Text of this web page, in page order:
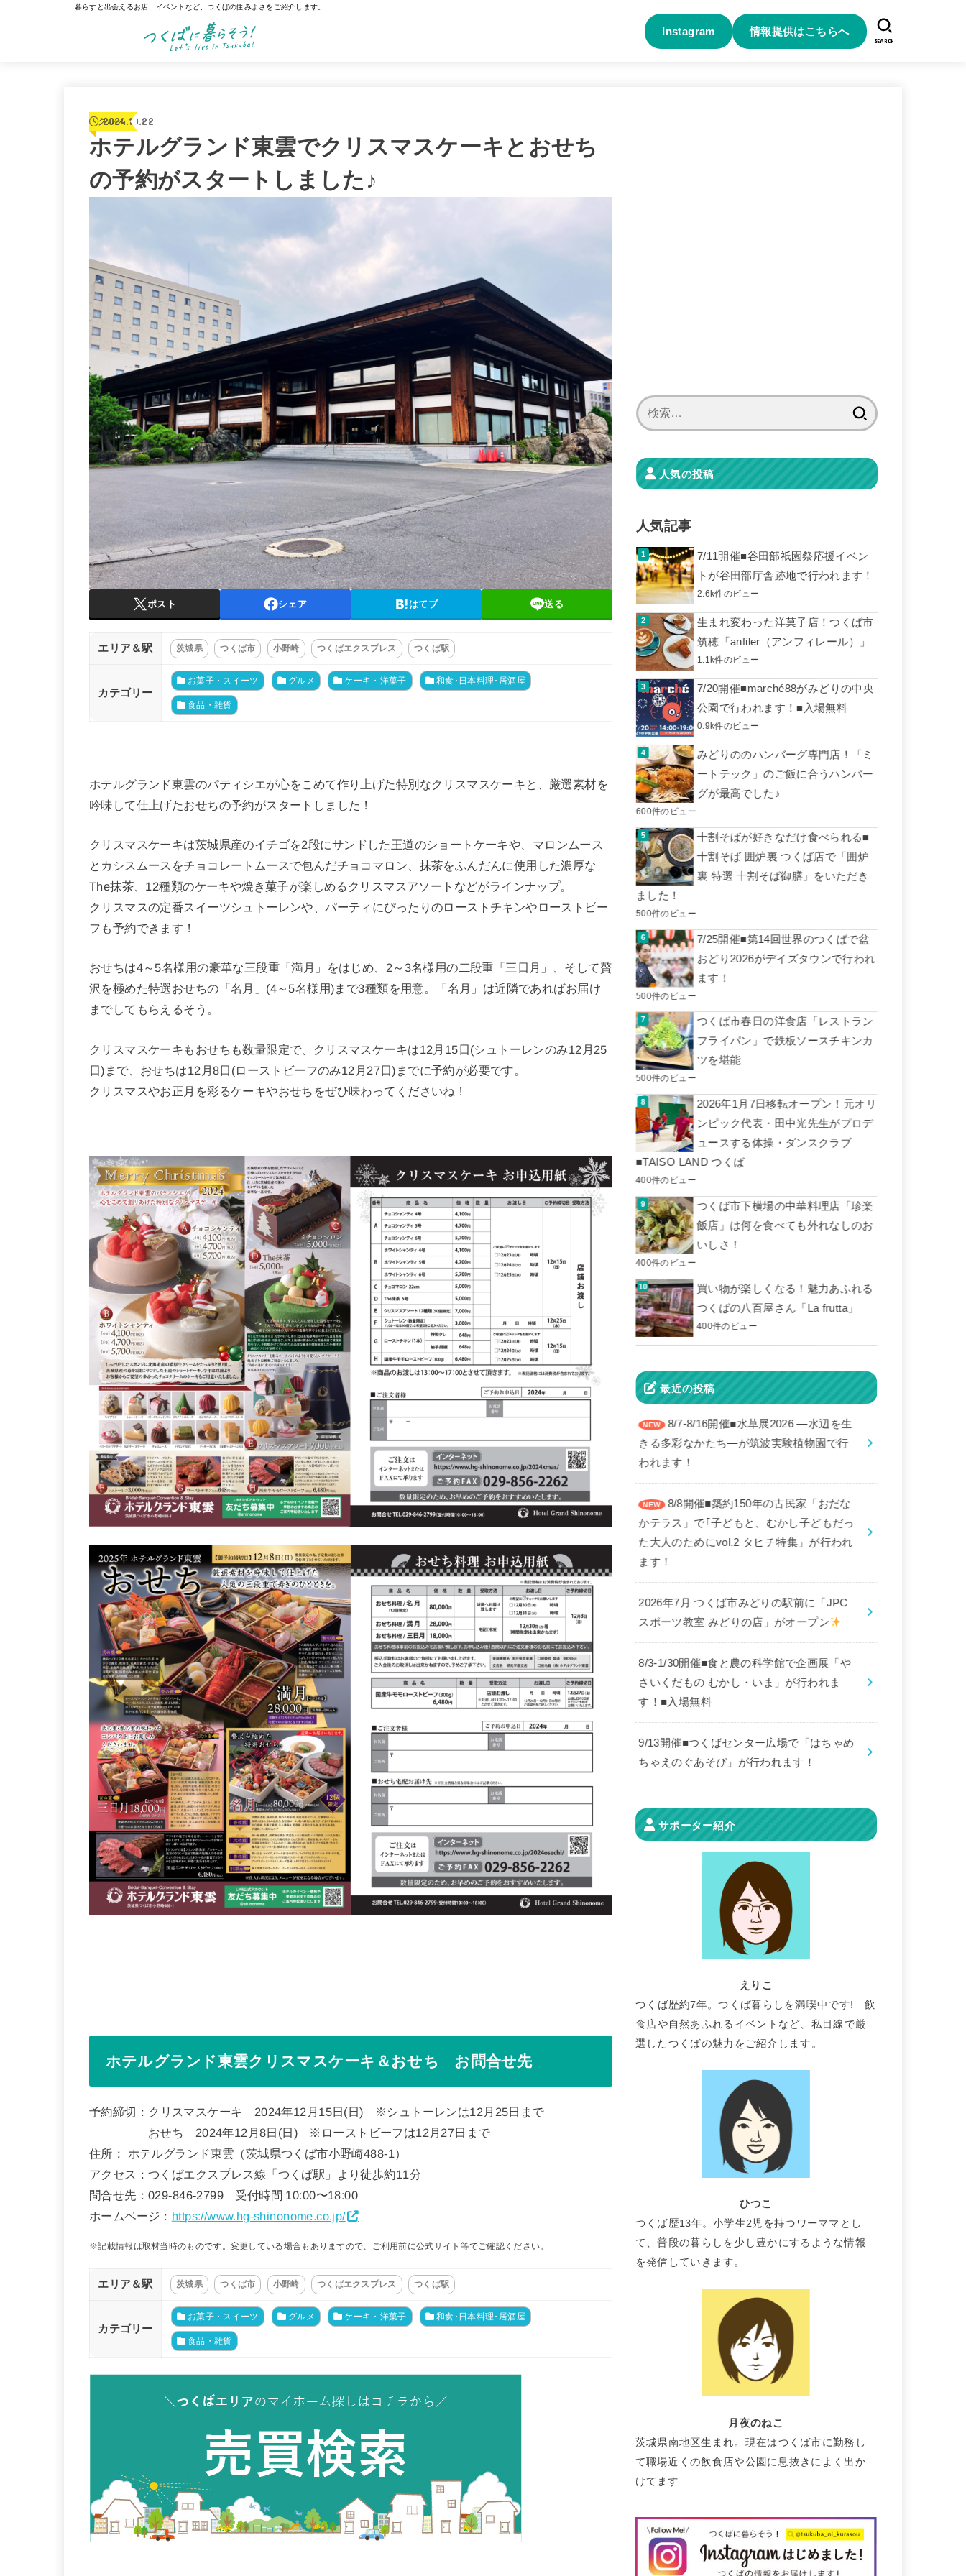
暮らすと出会えるお店、イベントなど、つくばの住みよさをご紹介します。
Instagram 情報提供はこちらへ
SEARCH
グルメ
2024.10.22
ホテルグランド東雲でクリスマスケーキとおせち
の予約がスタートしました♪
ポスト シェア はてブ 送る
エリア＆駅 茨城県 つくば市 小野崎 つくばエクスプレス つくば駅
カテゴリー
お菓子・スイーツ グルメ ケーキ・洋菓子 和食･日本料理･居酒屋
食品・雑貨
ホテルグランド東雲のパティシエが心をこめて作り上げた特別なクリスマスケーキと、厳選素材を
吟味して仕上げたおせちの予約がスタートしました！
クリスマスケーキは茨城県産のイチゴを2段にサンドした王道のショートケーキや、マロンムース
とカシスムースをチョコレートムースで包んだチョコマロン、抹茶をふんだんに使用した濃厚な
The抹茶、12種類のケーキや焼き菓子が楽しめるクリスマスアソートなどがラインナップ。
クリスマスの定番スイーツシュトーレンや、パーティにぴったりのローストチキンやローストビー
フも予約できます！
おせちは4～5名様用の豪華な三段重「満月」をはじめ、2～3名様用の二段重「三日月」、そして贅
沢を極めた特選おせちの「名月」(4～5名様用)まで3種類を用意。「名月」は近隣であればお届け
までしてもらえるそう。
クリスマスケーキもおせちも数量限定で、クリスマスケーキは12月15日(シュトーレンのみ12月25
日)まで、おせちは12月8日(ローストビーフのみ12月27日)までに予約が必要です。
クリスマスやお正月を彩るケーキやおせちをぜひ味わってくださいね！
ホテルグランド東雲クリスマスケーキ＆おせち お問合せ先
予約締切：クリスマスケーキ 2024年12月15日(日) ※シュトーレンは12月25日まで
おせち 2024年12月8日(日) ※ローストビーフは12月27日まで
住所： ホテルグランド東雲（茨城県つくば市小野崎488-1）
アクセス：つくばエクスプレス線「つくば駅」より徒歩約11分
問合せ先：029-846-2799 受付時間 10:00〜18:00
ホームページ： https://www.hg-shinonome.co.jp/
※記載情報は取材当時のものです。変更している場合もありますので、ご利用前に公式サイト等でご確認ください。
エリア＆駅 茨城県 つくば市 小野崎 つくばエクスプレス つくば駅
カテゴリー
お菓子・スイーツ グルメ ケーキ・洋菓子 和食･日本料理･居酒屋
食品・雑貨
人気の投稿
人気記事
7/11開催■谷田部祇園祭応援イベン
トが谷田部庁舎跡地で行われます！
2.6k件のビュー
生まれ変わった洋菓子店！つくば市
筑穂「anfiler（アンフィレール）」
1.1k件のビュー
7/20開催■marché88がみどりの中央
公園で行われます！■入場無料
0.9k件のビュー
みどりののハンバーグ専門店！「ミ
ートテック」のご飯に合うハンバー
グが最高でした♪
600件のビュー
十割そばが好きなだけ食べられる■
十割そば 囲炉裏 つくば店で「囲炉
裏 特選 十割そば御膳」をいただき
ました！
500件のビュー
7/25開催■第14回世界のつくばで盆
おどり2026がデイズタウンで行われ
ます！
500件のビュー
つくば市春日の洋食店「レストラン
フライパン」で鉄板ソースチキンカ
ツを堪能
500件のビュー
2026年1月7日移転オープン！元オリ
ンピック代表・田中光先生がプロデ
ュースする体操・ダンスクラブ
■TAISO LAND つくば
400件のビュー
つくば市下横場の中華料理店「珍楽
飯店」は何を食べても外れなしのお
いしさ！
400件のビュー
買い物が楽しくなる！魅力あふれる
つくばの八百屋さん「La frutta」
400件のビュー
最近の投稿
8/7-8/16開催■水草展2026 ―水辺を生
きる多彩なかたち―が筑波実験植物園で行
われます！
8/8開催■築約150年の古民家「おだな
かテラス」で｢子どもと、むかし子どもだっ
た大人のためにvol.2 タヒチ特集」が行われ
ます！
2026年7月 つくば市みどりの駅前に「JPC
スポーツ教室 みどりの店」がオープン
8/3-1/30開催■食と農の科学館で企画展「や
さいくだもの むかし・いま」が行われま
す！■入場無料
9/13開催■つくばセンター広場で「はちゃめ
ちゃえのぐあそび」が行われます！
サポーター紹介
えりこ
つくば歴約7年。つくば暮らしを満喫中です! 飲
食店や自然あふれるイベントなど、私目線で厳
選したつくばの魅力をご紹介します。
ひつこ
つくば歴13年。小学生2児を持つワーママとし
て、普段の暮らしを少し豊かにするような情報
を発信していきます。
月夜のねこ
茨城県南地区生まれ。現在はつくば市に勤務し
て職場近くの飲食店や公園に息抜きによく出か
けてます